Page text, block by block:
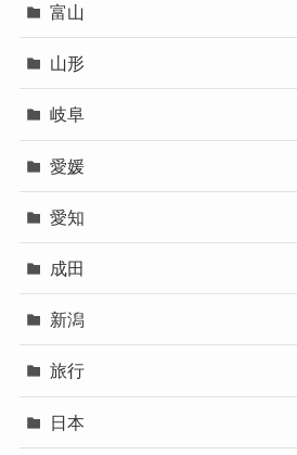
富山
山形
岐阜
愛媛
愛知
成田
新潟
旅行
日本